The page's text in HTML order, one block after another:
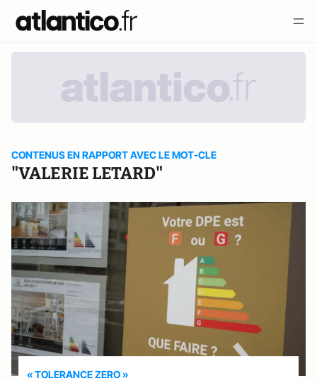
CONTENUS EN RAPPORT AVEC LE MOT-CLE
"VALERIE LETARD"
« TOLERANCE ZERO »